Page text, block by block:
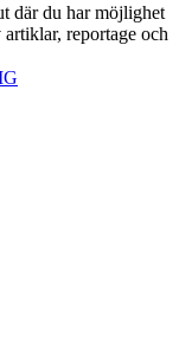
där du har möjlighet
reportage och